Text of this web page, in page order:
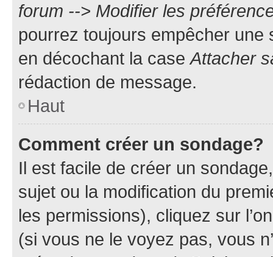
forum --> Modifier les
pourrez toujours empêcher une
en décochant la caseAttacher
rédaction de message.
Haut
Comment créer un sondage?
Il est facile de créer un
sujet ou la modification du
les permissions), cliquez sur
(si vous ne le voyez pas, vous